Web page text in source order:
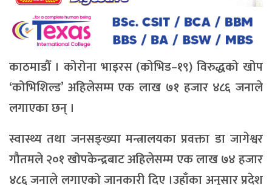
काठमाडौँ । कोरोना भाइरस (कोभिड–१९) विरुद्धको खोप
‘कोभिशिल्ड’ अहिलेसम्म एक लाख ७१ हजार ४८६ जनाले
लगाएका छन् ।
स्वास्थ्य तथा जनसङ्ख्या मन्त्रालयका प्रवक्ता डा जागेश्वर
गौतमले २०१ खोपकेन्द्रबाट अहिलेसम्म एक लाख ७४ हजार
४८६ जनाले लगाएको जानकारी दिए ।उहाँका अनुसार प्रदेश